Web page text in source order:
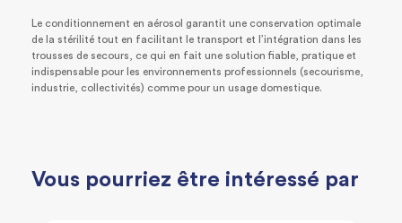
Le conditionnement en aérosol garantit une conservation optimale
de la stérilité tout en facilitant le transport et l’intégration dans les
trousses de secours, ce qui en fait une solution fiable, pratique et
indispensable pour les environnements professionnels (secourisme,
industrie, collectivités) comme pour un usage domestique.
Vous pourriez être intéressé par